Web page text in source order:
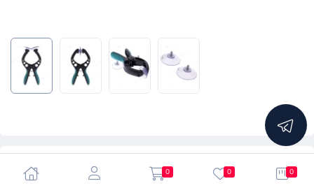
5.0
0 0 0